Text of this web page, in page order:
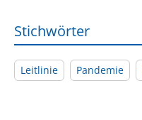
Stichwörter
Leitlinie Pandemie